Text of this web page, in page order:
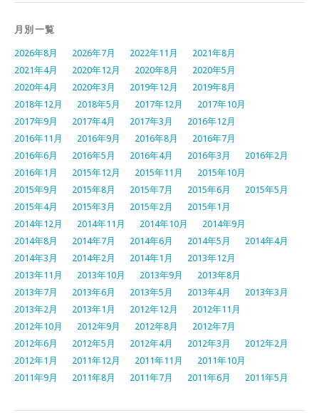
月別一覧
2026年8月 2026年7月 2022年11月
2021年8月
2021年4月
2020年12月 2020年8月
2020年5月
2020年4月
2020年3月 2019年12月
2019年8月
2018年12月
2018年5月 2017年12月
2017年10月
2017年9月
2017年4月 2017年3月
2016年12月
2016年11月
2016年9月 2016年8月
2016年7月
2016年6月
2016年5月 2016年4月 2016年3月
2016年2月
2016年1月
2015年12月 2015年11月
2015年10月
2015年9月
2015年8月 2015年7月 2015年6月
2015年5月
2015年4月
2015年3月 2015年2月
2015年1月
2014年12月
2014年11月 2014年10月
2014年9月
2014年8月
2014年7月 2014年6月 2014年5月
2014年4月
2014年3月
2014年2月 2014年1月
2013年12月
2013年11月
2013年10月 2013年9月
2013年8月
2013年7月
2013年6月 2013年5月 2013年4月
2013年3月
2013年2月
2013年1月 2012年12月
2012年11月
2012年10月
2012年9月 2012年8月
2012年7月
2012年6月
2012年5月 2012年4月 2012年3月
2012年2月
2012年1月
2011年12月 2011年11月
2011年10月
2011年9月
2011年8月 2011年7月 2011年6月 2011年5月